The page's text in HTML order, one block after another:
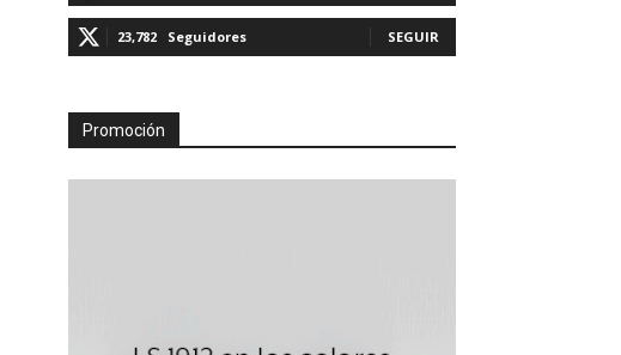
23,782 Seguidores SEGUIR
Promoción